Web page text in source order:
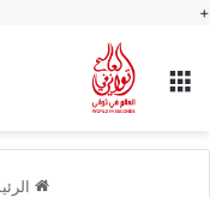
+
القائمة